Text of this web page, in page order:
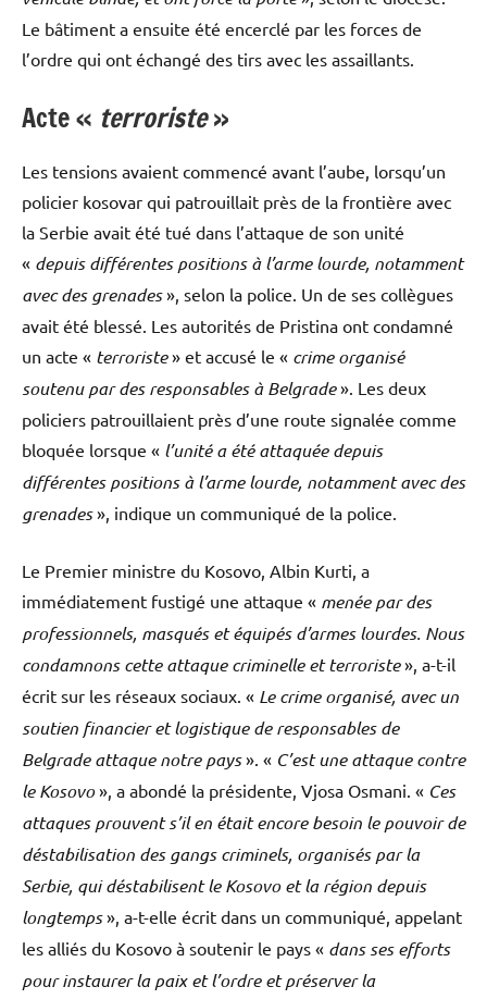
Le bâtiment a ensuite été encerclé par les forces de
l’ordre qui ont échangé des tirs avec les assaillants.
Acte « terroriste»
Les tensions avaient commencé avant l’aube, lorsqu’un
policier kosovar qui patrouillait près de la frontière avec
la Serbie avait été tué dans l’attaque de son unité
« depuis différentes positions à l’arme lourde, notamment
avec des grenades», selon la police. Un de ses collègues
avait été blessé. Les autorités de Pristina ont condamné
un acte « terroriste» et accusé le « crime organisé
soutenu par des responsables à Belgrade». Les deux
policiers patrouillaient près d’une route signalée comme
bloquée lorsque « l’unité a été attaquée depuis
différentes positions à l’arme lourde, notamment avec des
grenades», indique un communiqué de la police.
Le Premier ministre du Kosovo, Albin Kurti, a
immédiatement fustigé une attaque « menée par des
professionnels, masqués et équipés d’armes lourdes. Nous
condamnons cette attaque criminelle et terroriste», a-t-il
écrit sur les réseaux sociaux. « Le crime organisé, avec un
soutien financier et logistique de responsables de
Belgrade attaque notre pays». « C’est une attaque contre
le Kosovo», a abondé la présidente, Vjosa Osmani. « Ces
attaques prouvent s’il en était encore besoin le pouvoir de
déstabilisation des gangs criminels, organisés par la
Serbie, qui déstabilisent le Kosovo et la région depuis
longtemps», a-t-elle écrit dans un communiqué, appelant
les alliés du Kosovo à soutenir le pays « dans ses efforts
pour instaurer la paix et l’ordre et préserver la